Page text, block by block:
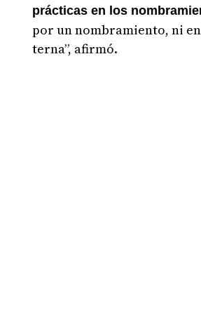
prácticas en los
por un nombramiento, ni
terna”, afirmó.